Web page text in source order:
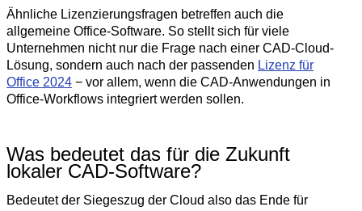
Ähnliche Lizenzierungsfragen betreffen auch die
allgemeine Office-Software. So stellt sich für viele
Unternehmen nicht nur die Frage nach einer CAD-Cloud-
Lösung, sondern auch nach der passenden Lizenz für
Office 2024 − vor allem, wenn die CAD-Anwendungen in
Office-Workflows integriert werden sollen.
Was bedeutet das für die Zukunft
lokaler CAD-Software?
Bedeutet der Siegeszug der Cloud also das Ende für